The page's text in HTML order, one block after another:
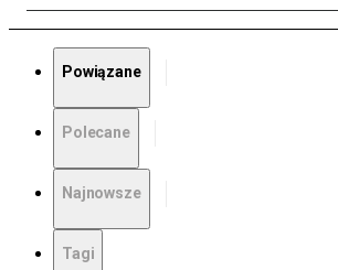
Powiązane
Polecane
Najnowsze
Tagi